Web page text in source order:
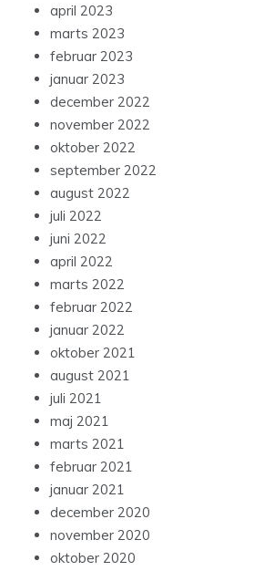
april 2023
marts 2023
februar 2023
januar 2023
december 2022
november 2022
oktober 2022
september 2022
august 2022
juli 2022
juni 2022
april 2022
marts 2022
februar 2022
januar 2022
oktober 2021
august 2021
juli 2021
maj 2021
marts 2021
februar 2021
januar 2021
december 2020
november 2020
oktober 2020